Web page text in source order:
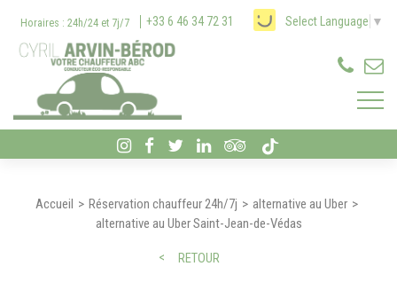
Horaires : 24h/24 et 7j/7 +33 6 46 34 72 31 Select Language ▼
Accueil Réservation chauffeur 24h/7j
alternative au Uber
alternative au Uber Saint-Jean-de-Védas
RETOUR